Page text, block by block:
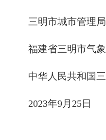
三明市城市管理局
福建省三明市气
中华人民共和国
2023年9月25日